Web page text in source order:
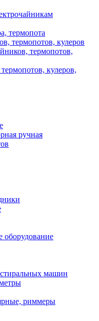
термопота
термопотов, кулеров
термопотов,
кулеров,
ручная
оборудование
машин
риммеры